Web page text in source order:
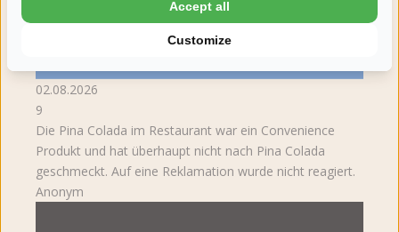
02.08.2026
9
Die Pina Colada im Restaurant war ein Convenience
Produkt und hat überhaupt nicht nach Pina Colada
geschmeckt. Auf eine Reklamation wurde nicht reagiert.
Anonym
Customize
Accept all